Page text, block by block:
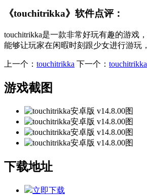
《touchitrikka》软件点评：
touchitrikka是一款非常好玩有趣的游戏
能够让玩家在闲暇时刻跟少女进行游玩
上一个： touchitrikka 下一个：
游戏截图
下载地址
立即下载